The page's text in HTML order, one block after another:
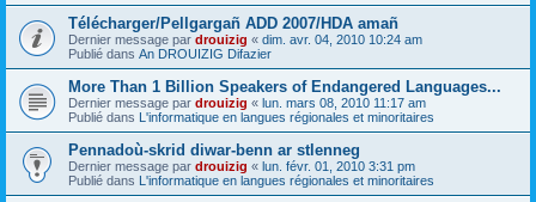
Télécharger/Pellgargañ ADD 2007/HDA amañ
Dernier message par drouizig « dim. avr. 04, 2010 10:24 am
Publié dans An DROUIZIG Difazier
More Than 1 Billion Speakers of Endangered Languages...
Dernier message par drouizig « lun. mars 08, 2010 11:17 am
Publié dans L'informatique en langues régionales et minoritaires
Pennadoù-skrid diwar-benn ar stlenneg
Dernier message par drouizig « lun. févr. 01, 2010 3:31 pm
Publié dans L'informatique en langues régionales et minoritaires